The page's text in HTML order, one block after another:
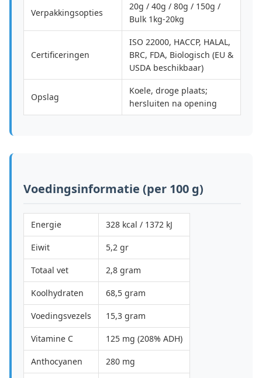
Verpakkingsopties
20g / 40g / 80g / 150g /
Bulk 1kg-20kg
Certificeringen
ISO 22000, HACCP, HALAL,
BRC, FDA, Biologisch (EU &
USDA beschikbaar)
Opslag
Koele, droge plaats;
hersluiten na opening
Voedingsinformatie (per 100 g)
Energie 328 kcal / 1372 kJ
Eiwit 5,2 gr
Totaal vet 2,8 gram
Koolhydraten 68,5 gram
Voedingsvezels 15,3 gram
Vitamine C 125 mg (208% ADH)
Anthocyanen 280 mg